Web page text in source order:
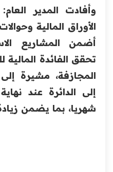
وأفادت المدير
الأوراق المالية
أضمن المشاريع
تحقق الفائدة
المجازفة، مشيرة
إلى الدائرة عند
شهريا، بما يضمن